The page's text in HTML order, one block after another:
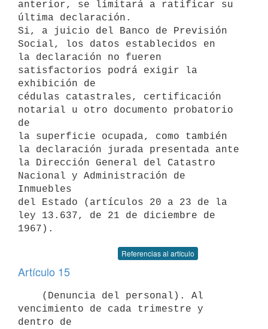
anterior, se limitará a ratificar su
última declaración.
Si, a juicio del Banco de Previsión
Social, los datos establecidos en
la declaración no fueren
satisfactorios podrá exigir la
exhibición de
cédulas catastrales, certificación
notarial u otro documento probatorio
de
la superficie ocupada, como también
la declaración jurada presentada ante
la Dirección General del Catastro
Nacional y Administración de
Inmuebles
del Estado (artículos 20 a 23 de la
ley 13.637, de 21 de diciembre de
Referencias al artículo
Artículo 15
vencimiento de cada trimestre y
dentro de